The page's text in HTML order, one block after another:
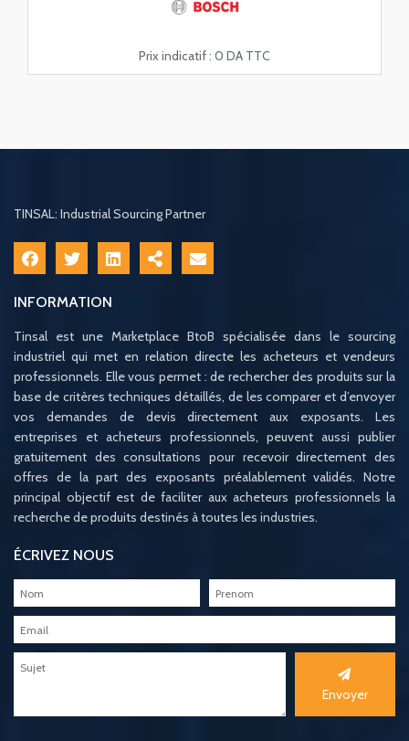
Prix indicatif : 0 DA TTC
TINSAL: Industrial Sourcing Partner
INFORMATION
Tinsal est une Marketplace BtoB spécialisée dans le sourcing
industriel qui met en relation directe les acheteurs et vendeurs
professionnels. Elle vous permet : de rechercher des produits sur la
base de critères techniques détaillés, de les comparer et d’envoyer
vos demandes de devis directement aux exposants. Les
entreprises et acheteurs professionnels, peuvent aussi publier
gratuitement des consultations pour recevoir directement des
offres de la part des exposants préalablement validés. Notre
principal objectif est de faciliter aux acheteurs professionnels la
recherche de produits destinés à toutes les industries.
ÉCRIVEZ NOUS
Envoyer